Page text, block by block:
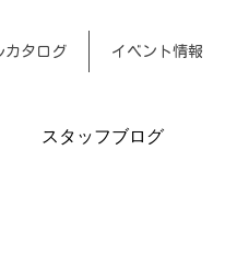
カタログ イベント情報
スタッフブログ